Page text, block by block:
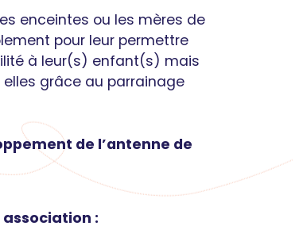
enceintes ou les mères de
pour leur permettre
à leur(s) enfant(s) mais
grâce au parrainage
de l’antenne de
: